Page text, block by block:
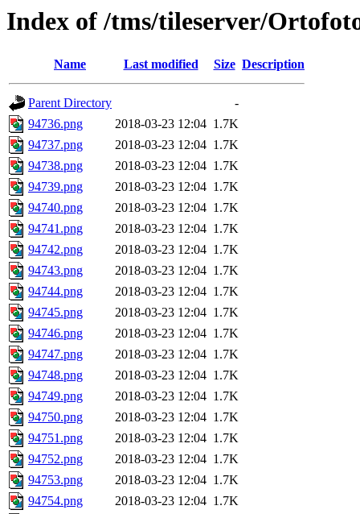
Index of /tms/tileserver/
Name Last modified Size Description
Parent Directory
-
94736.png
2018-03-23 12:04 1.7K
94737.png
2018-03-23 12:04 1.7K
94738.png
2018-03-23 12:04 1.7K
94739.png
2018-03-23 12:04 1.7K
94740.png
2018-03-23 12:04 1.7K
94741.png
2018-03-23 12:04 1.7K
94742.png
2018-03-23 12:04 1.7K
94743.png
2018-03-23 12:04 1.7K
94744.png
2018-03-23 12:04 1.7K
94745.png
2018-03-23 12:04 1.7K
94746.png
2018-03-23 12:04 1.7K
94747.png
2018-03-23 12:04 1.7K
94748.png
2018-03-23 12:04 1.7K
94749.png
2018-03-23 12:04 1.7K
94750.png
2018-03-23 12:04 1.7K
94751.png
2018-03-23 12:04 1.7K
94752.png
2018-03-23 12:04 1.7K
94753.png
2018-03-23 12:04 1.7K
94754.png
2018-03-23 12:04 1.7K